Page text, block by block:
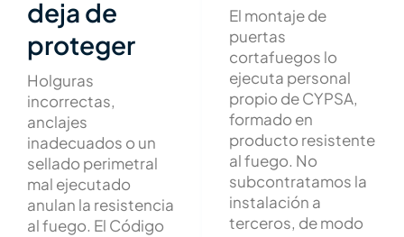
deja de
proteger
Holguras
incorrectas,
anclajes
inadecuados o un
sellado perimetral
mal ejecutado
anulan la resistencia
al fuego. El Código
El montaje de
puertas
cortafuegos lo
ejecuta personal
propio de CYPSA,
formado en
producto resistente
al fuego. No
subcontratamos la
instalación a
terceros, de modo